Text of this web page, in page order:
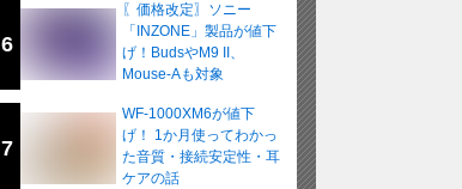
6
〖価格改定〗ソニー
「INZONE」製品が値下
げ！BudsやM9 II、
Mouse-Aも対象
7
WF-1000XM6が値下
げ！ 1か月使ってわかっ
た音質・接続安定性・耳
ケアの話